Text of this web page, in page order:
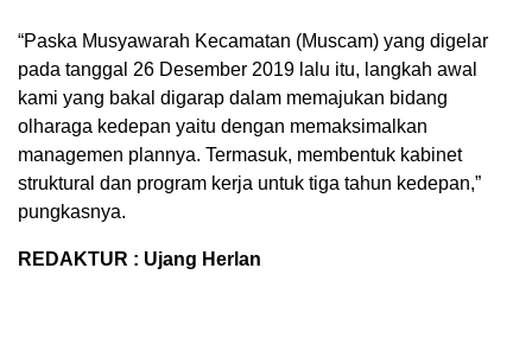
“Paska Musyawarah Kecamatan (Muscam) yang digelar
pada tanggal 26 Desember 2019 lalu itu, langkah awal
kami yang bakal digarap dalam memajukan bidang
olharaga kedepan yaitu dengan memaksimalkan
managemen plannya. Termasuk, membentuk kabinet
struktural dan program kerja untuk tiga tahun kedepan,”
pungkasnya.
REDAKTUR : Ujang Herlan